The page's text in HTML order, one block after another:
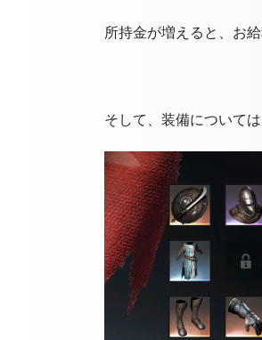
所持金が増えると、お
そして、装備については